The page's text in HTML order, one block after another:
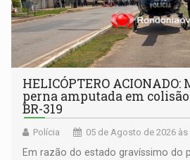
HELICÓPTERO
perna amputada em
BR-319
Polícia 05 de Agosto de 2026 às
Em razão do estado gravíssimo do